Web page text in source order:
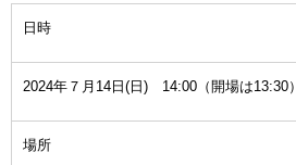
日時
2024年７月14日(日) 14:00（開場は13:30）
場所